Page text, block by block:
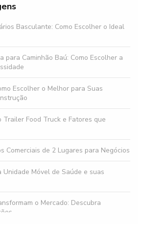
Basculante: Como Escolher o Ideal
para Caminhão Baú: Como Escolher a
Escolher o Melhor para Suas
Trailer Food Truck e Fatores que
Comerciais de 2 Lugares para Negócios
Unidade Móvel de Saúde e suas
o Mercado: Descubra